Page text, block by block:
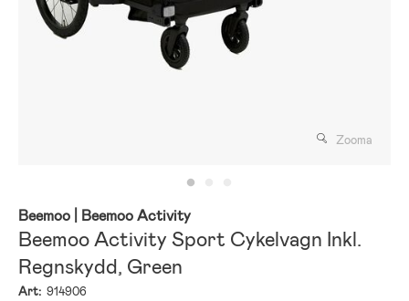
Zooma
Beemoo | Beemoo Activity
Beemoo Activity Sport Cykelvagn Inkl.
Regnskydd, Green
Art: 914906